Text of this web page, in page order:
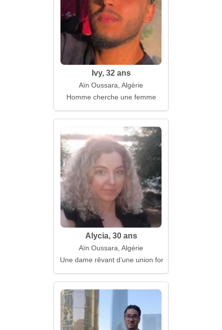
Ivy, 32 ans
Aïn Oussara, Algérie
Homme cherche une femme
Alycia, 30 ans
Aïn Oussara, Algérie
Une dame rêvant d’une union forte